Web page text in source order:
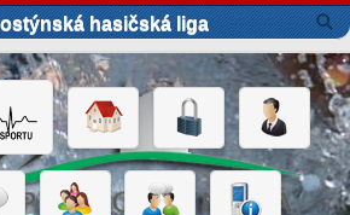
hasičská liga